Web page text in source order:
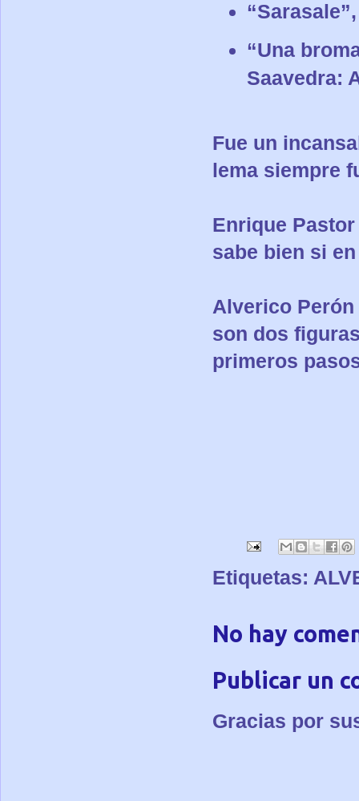
“Una
Saavedra:
Fue un
lema siempre
Enrique
sabe bien si
Alverico Perón
son dos
primeros
Etiquetas:
No hay
Publicar un
Gracias por